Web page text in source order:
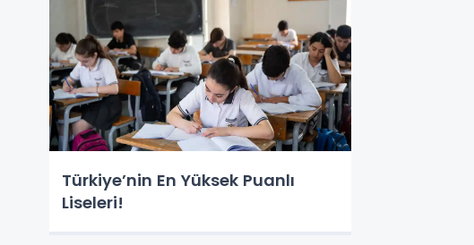
Türkiye’nin En Yüksek Puanlı
Liseleri!